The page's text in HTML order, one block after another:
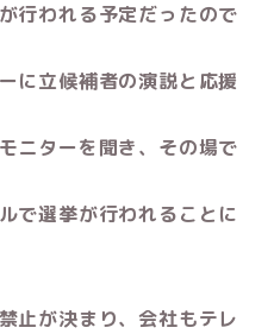
行われる予定だったので
に立候補者の演説と応援
ニターを聞き、その場で
で選挙が行われることに
止が決まり、会社もテレ